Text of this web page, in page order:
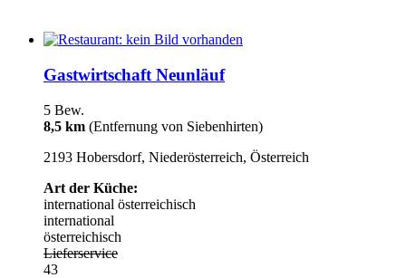
Gastwirtschaft Neunläuf
5 Bew.
8,5 km (Entfernung von Siebenhirten)
2193 Hobersdorf, Niederösterreich, Österreich
Art der Küche:
international österreichisch
international
österreichisch
Lieferservice
43